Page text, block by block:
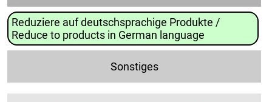
Reduziere auf deutschsprachige Produkte /
Reduce to products in German language
Sonstiges